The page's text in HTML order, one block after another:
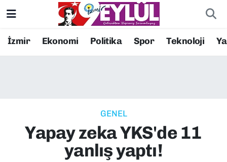
İzmir Ekonomi Politika Spor Teknoloji
GENEL
Yapay zeka YKS'de 11
yanlış yaptı!
Resmi İlanlar
EKONOMİ
Konak Nöbetçi Eczaneler
Süper Lig Puan Durumu ve Fikstür
Tüm Manşetler